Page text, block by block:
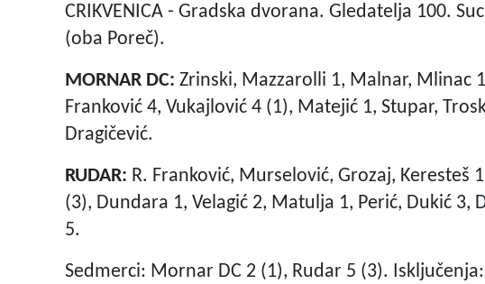
CRIKVENICA - Gradska dvorana. Gledatelja 100.
(oba Poreč).
MORNAR DC: Zrinski, Mazzarolli 1, Malnar, Mlinac
Franković 4, Vukajlović 4 (1), Matejić 1, Stupar,
Dragičević.
RUDAR: R. Franković, Murselović, Grozaj, Keresteš
(3), Dundara 1, Velagić 2, Matulja 1, Perić, Dukić 3,
5.
Sedmerci: Mornar DC 2 (1), Rudar 5 (3).